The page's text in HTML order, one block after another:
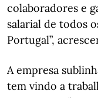
colaboradores e
salarial de todos
Portugal”,
A empresa
tem vindo a